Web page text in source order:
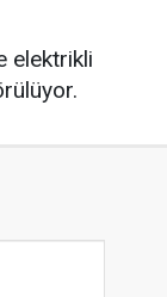
elektrikli